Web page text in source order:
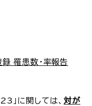
罹患数・率報告
」に関しては、 対が